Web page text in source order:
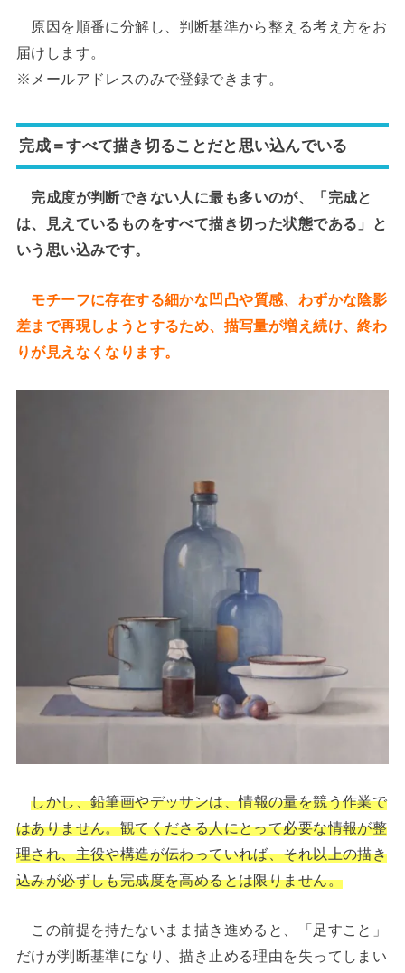
原因を順番に分解し、判断基準から整える考え方をお
届けします。
※メールアドレスのみで登録できます。
完成＝すべて描き切ることだと思い込んでいる
完成度が判断できない人に最も多いのが、「完成と
は、見えているものをすべて描き切った状態である」と
いう思い込みです。
モチーフに存在する細かな凹凸や質感、わずかな陰影
差まで再現しようとするため、描写量が増え続け、終わ
りが見えなくなります。
しかし、鉛筆画やデッサンは、情報の量を競う作業で
はありません。観てくださる人にとって必要な情報が整
理され、主役や構造が伝わっていれば、それ以上の描き
込みが必ずしも完成度を高めるとは限りません。
この前提を持たないまま描き進めると、「足すこと」
だけが判断基準になり、描き止める理由を失ってしまい